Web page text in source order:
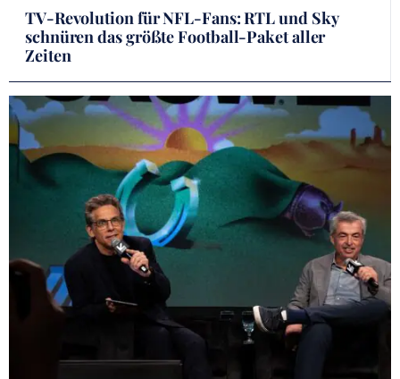
TV-Revolution für NFL-Fans: RTL und Sky
schnüren das größte Football-Paket aller
Zeiten